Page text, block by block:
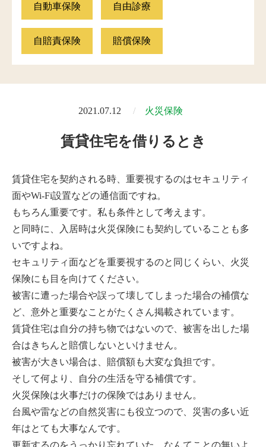
自動車保険 自由診療
自賠責保険 賠償保険
2021.07.12 火災保険
賃貸住宅を借りるとき
賃貸住宅を契約される時、重要視するのはセキュリティ
面やWi-Fi設置などの通信面ですね。
もちろん重要です。私も条件として考えます。
と同時に、入居時は火災保険にも契約していることも多
いですよね。
セキュリティ面などを重要視するのと同じくらい、火災
保険にも目を向けてください。
被害に遭った場合や誤って壊してしまった場合の補償な
ど、意外と重要なことがたくさん掲載されています。
賃貸住宅は自分の持ち物ではないので、被害を出した場
合はきちんと賠償しないといけません。
被害が大きい場合は、賠償額も大変な負担です。
そして何より、自分の生活を守る補償です。
火災保険は火事だけの保険ではありません。
台風や雷などの自然災害にも役立つので、災害の多い近
年はとても大事なんです。
更新するのをうっかり忘れていた、なんてことの無いよ